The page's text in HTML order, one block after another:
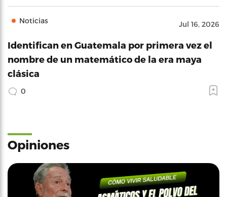
Noticias Jul 16, 2026
Identifican en Guatemala por primera vez el
nombre de un matemático de la era maya
clásica
0
Opiniones